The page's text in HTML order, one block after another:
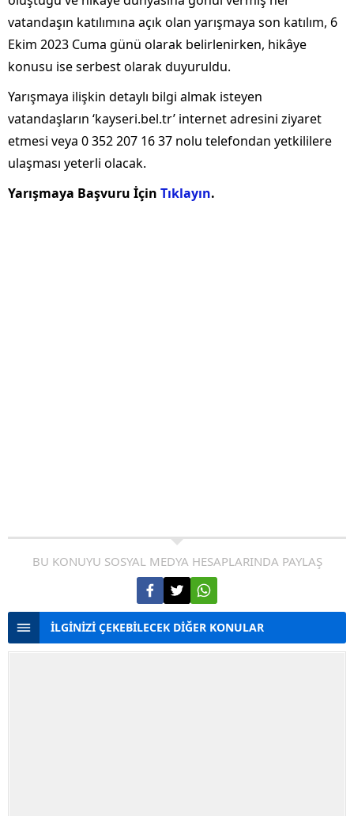
vatandaşın katılımına açık olan yarışmaya son katılım, 6
Ekim 2023 Cuma günü olarak belirlenirken, hikâye
konusu ise serbest olarak duyuruldu.
Yarışmaya ilişkin detaylı bilgi almak isteyen
vatandaşların ‘kayseri.bel.tr’ internet adresini ziyaret
etmesi veya 0 352 207 16 37 nolu telefondan yetkililere
ulaşması yeterli olacak.
Yarışmaya Başvuru İçin Tıklayın.
BU KONUYU SOSYAL MEDYA HESAPLARINDA PAYLAŞ
İLGİNİZİ ÇEKEBİLECEK DİĞER KONULAR